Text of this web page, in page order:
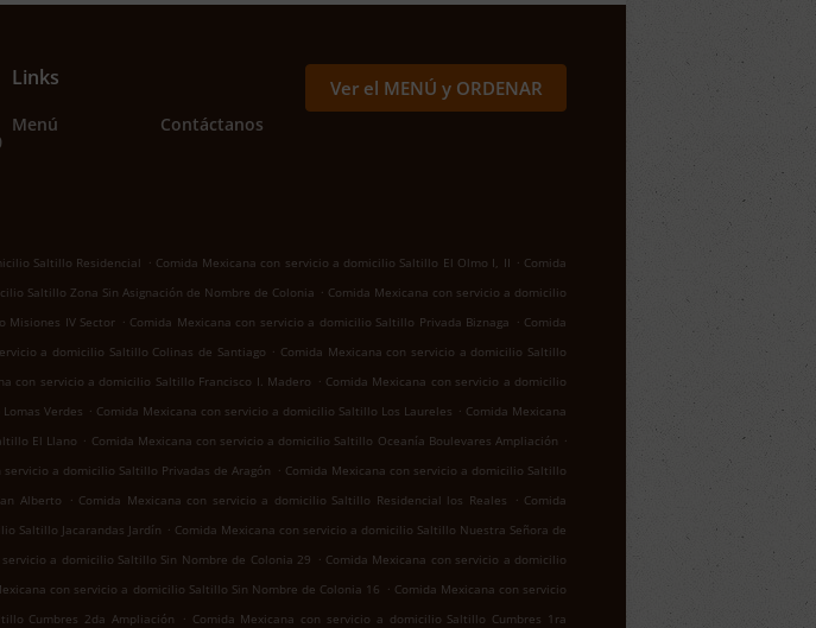
Links
Menú Contáctanos
Ver el MENÚ y ORDENAR
Saltillo Residencial . Comida Mexicana con servicio a domicilio Saltillo El Olmo I, II . Comida
Saltillo Zona Sin Asignación de Nombre de Colonia . Comida Mexicana con servicio a domicilio
Misiones IV Sector . Comida Mexicana con servicio a domicilio Saltillo Privada Biznaga . Comida
a domicilio Saltillo Colinas de Santiago . Comida Mexicana con servicio a domicilio Saltillo
con servicio a domicilio Saltillo Francisco I. Madero . Comida Mexicana con servicio a domicilio
Verdes . Comida Mexicana con servicio a domicilio Saltillo Los Laureles . Comida Mexicana
El Llano . Comida Mexicana con servicio a domicilio Saltillo Oceanía Boulevares Ampliación .
servicio a domicilio Saltillo Privadas de Aragón . Comida Mexicana con servicio a domicilio Saltillo
Alberto . Comida Mexicana con servicio a domicilio Saltillo Residencial los Reales . Comida
Saltillo Jacarandas Jardín . Comida Mexicana con servicio a domicilio Saltillo Nuestra Señora de
a domicilio Saltillo Sin Nombre de Colonia 29 . Comida Mexicana con servicio a domicilio
con servicio a domicilio Saltillo Sin Nombre de Colonia 16 . Comida Mexicana con servicio
Cumbres 2da Ampliación . Comida Mexicana con servicio a domicilio Saltillo Cumbres 1ra